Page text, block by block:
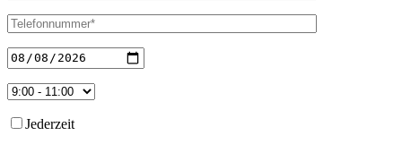
Jederzeit